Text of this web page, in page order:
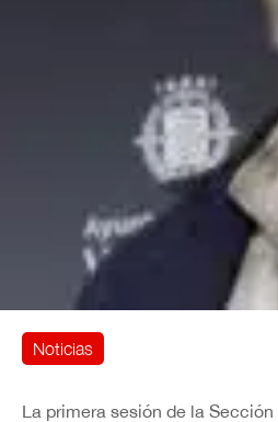
Noticias
La primera sesión de la